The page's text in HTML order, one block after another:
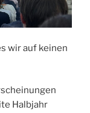
wir auf keinen
Halbjahr